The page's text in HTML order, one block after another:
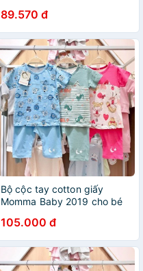
89.570 đ
Bộ cộc tay cotton giấy
Momma Baby 2019 cho bé
105.000 đ